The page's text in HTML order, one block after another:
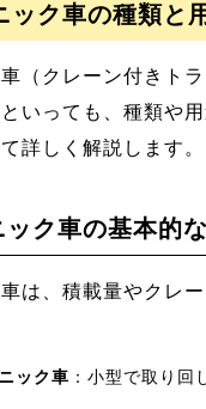
ック車の種類と
（クレーン付きト
いっても、種類や
詳しく解説します。
ク車の基本的
は、積載量やクレ
ック車 ：小型で取り回